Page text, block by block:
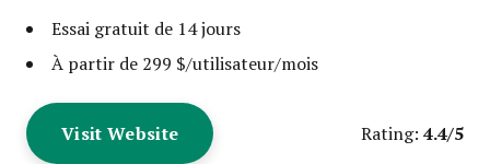
Essai gratuit de 14 jours
À partir de 299 $/utilisateur/mois
Visit Website Rating: 4.4/5